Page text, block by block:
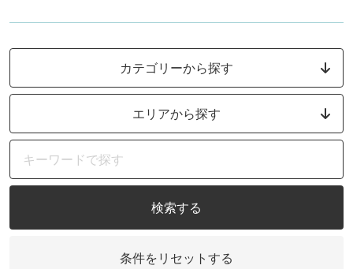
カテゴリーから探す
エリアから探す
検索する
条件をリセットする